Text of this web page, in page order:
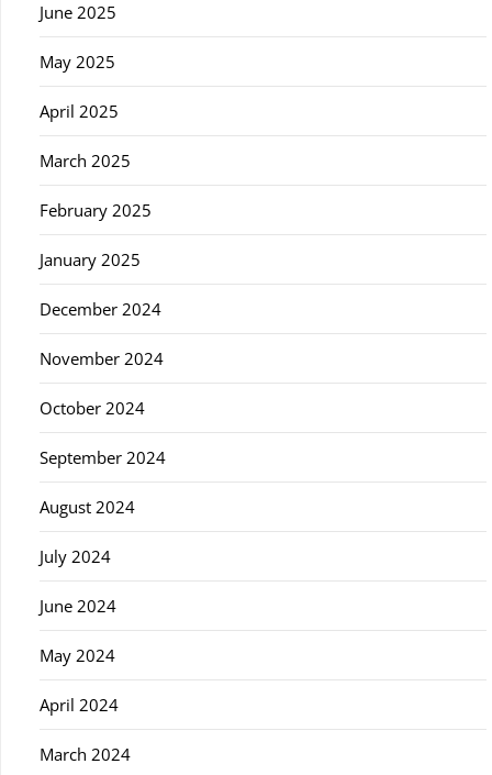
June 2025
May 2025
April 2025
March 2025
February 2025
January 2025
December 2024
November 2024
October 2024
September 2024
August 2024
July 2024
June 2024
May 2024
April 2024
March 2024